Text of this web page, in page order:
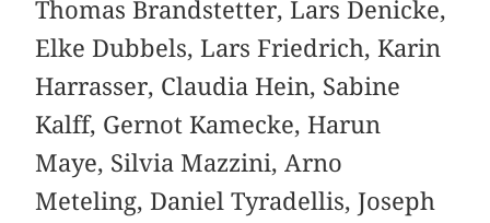
Thomas Brandstetter, Lars Denicke,
Elke Dubbels, Lars Friedrich, Karin
Harrasser, Claudia Hein, Sabine
Kalff, Gernot Kamecke, Harun
Maye, Silvia Mazzini, Arno
Meteling, Daniel Tyradellis, Joseph